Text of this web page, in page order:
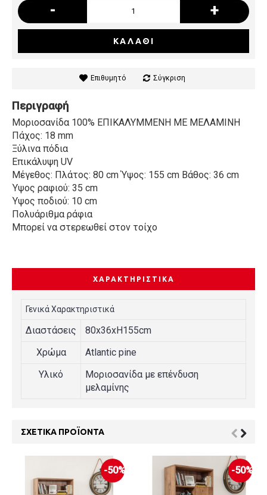
- +
ΚΑΛΆΘΙ
Επιθυμητό Σύγκριση
Περιγραφή
Μοριοσανίδα 100% ΕΠΙΚΑΛΥΜΜΕΝΗ ΜΕ ΜΕΛΑΜΙΝΗ
Πάχος: 18 mm
Ξύλινα πόδια
Επικάλυψη UV
Μέγεθος: Πλάτος: 80 cm Ύψος: 155 cm Βάθος: 36 cm
Ύψος ραφιού: 35 cm
Ύψος ποδιού: 10 cm
Πολυάριθμα ράφια
Μπορεί να στερεωθεί στον τοίχο
ΧΑΡΑΚΤΗΡΙΣΤΙΚΆ
Γενικά Χαρακτηριστικά
Διαστάσεις
80x36xH155cm
Χρώμα
Atlantic pine
Υλικό
Μοριοσανίδα με επένδυση
μελαμίνης
ΣΧΕΤΙΚΆ ΠΡΟΪΌΝΤΑ
-50% -50%